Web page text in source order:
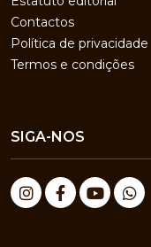
Contactos
Política de privacidade
Termos e condições
SIGA-NOS